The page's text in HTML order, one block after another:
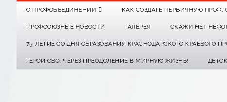
О ПРОФОБЪЕДИНЕНИИ КАК СОЗДАТЬ ПЕРВИЧНУЮ ПРОФ.
ПРОФСОЮЗНЫЕ НОВОСТИ ГАЛЕРЕЯ СКАЖИ НЕТ
75-ЛЕТИЕ СО ДНЯ ОБРАЗОВАНИЯ КРАСНОДАРСКОГО КРАЕВОГО
ГЕРОИ СВО: ЧЕРЕЗ ПРЕОДОЛЕНИЕ В МИРНУЮ ЖИЗНЬ!